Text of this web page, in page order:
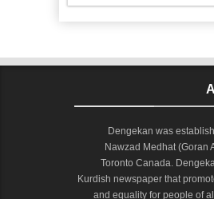
Dengekan was
Nawzad Medhat (Goran
Toronto Canada.
Kurdish newspaper that
and equality for people of